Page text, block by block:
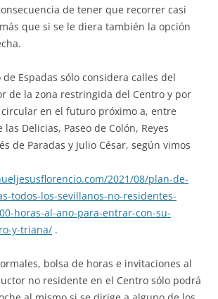
de tener que recorrer casi
que si se le diera también la opción
de Espadas sólo considera calles del
de la zona restringida del Centro y por
en el futuro próximo a, entre
las Delicias, Paseo de Colón, Reyes
de Paradas y Julio César, según vimos
2021/08/plan-de-
todos-los-sevillanos-no-residentes-
horas-al-ano-para-entrar-con-su-
y-triana/ .
bolsa de horas e invitaciones al
no residente en el Centro sólo podrá